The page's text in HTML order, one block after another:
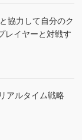
協力して自分のク
レイヤーと対戦す
アルタイム戦略